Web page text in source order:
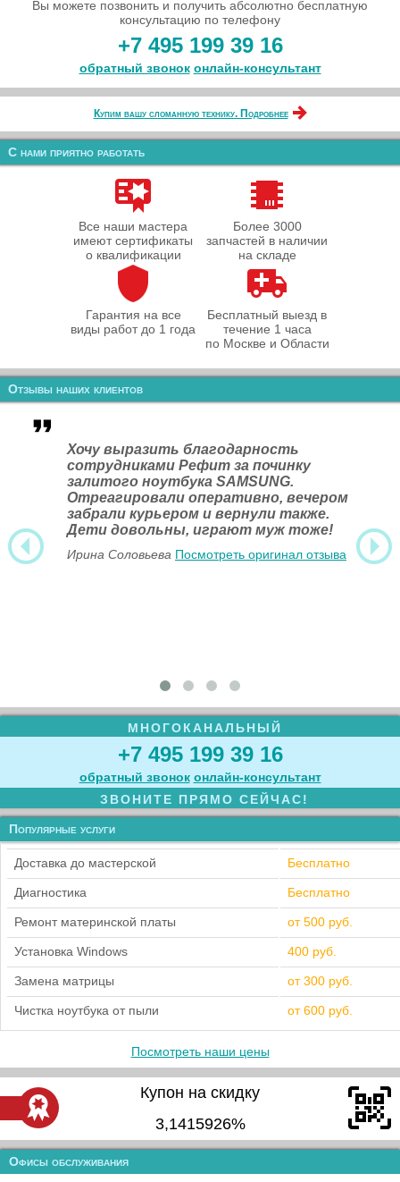
Вы можете позвонить и получить абсолютно бесплатную
консультацию по телефону
+7 495 199 39 16
обратный звонок онлайн‑консультант
Купим вашу сломанную технику. Подробнее
С нами приятно работать
Все наши мастера
имеют сертификаты
о квалификации
Более 3000
запчастей в наличии
на складе
Гарантия на все
виды работ до 1 года
Бесплатный выезд в
течение 1 часа
по Москве и Области
Отзывы наших клиентов
Хочу выразить благодарность
сотрудниками Рефит за починку
залитого ноутбука SAMSUNG.
Отреагировали оперативно, вечером
забрали курьером и вернули также.
Дети довольны, играют муж тоже!
Ирина Соловьева Посмотреть оригинал отзыва
МНОГОКАНАЛЬНЫЙ
+7 495 199 39 16
обратный звонок онлайн‑консультант
ЗВОНИТЕ ПРЯМО СЕЙЧАС!
Популярные услуги
Доставка до мастерской Бесплатно
Диагностика Бесплатно
Ремонт материнской платы от 500 руб.
Установка Windows 400 руб.
Замена матрицы от 300 руб.
Чистка ноутбука от пыли от 600 руб.
Посмотреть наши цены
Купон на скидку
3,1415926%
Офисы обслуживания